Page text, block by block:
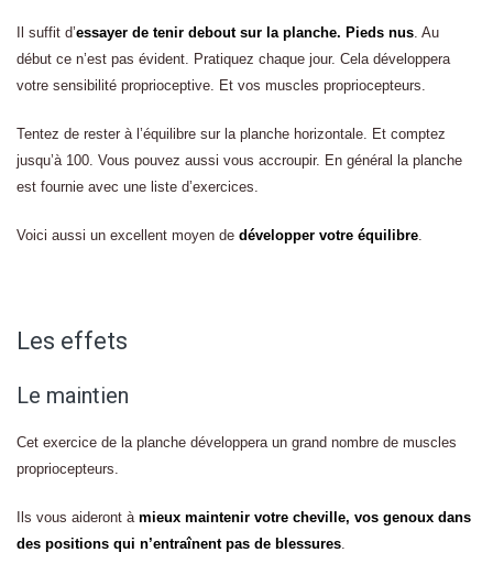
Il suffit d’essayer de tenir debout sur la planche. Pieds nus . Au
début ce n’est pas évident. Pratiquez chaque jour. Cela développera
votre sensibilité proprioceptive. Et vos muscles propriocepteurs.
Tentez de rester à l’équilibre sur la planche horizontale. Et comptez
jusqu’à 100. Vous pouvez aussi vous accroupir. En général la planche
est fournie avec une liste d’exercices.
Voici aussi un excellent moyen de développer votre équilibre
Les effets
Le maintien
Cet exercice de la planche développera un grand nombre de muscles
propriocepteurs.
Ils vous aideront à mieux maintenir votre cheville, vos genoux dans
des positions qui n’entraînent pas de blessures